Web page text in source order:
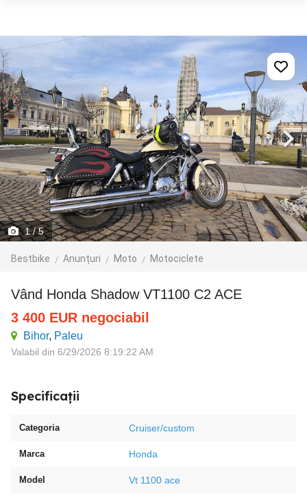
1/ 5
Bestbike Anunțuri Moto Motociclete
Vând Honda Shadow VT1100 C2 ACE
3 400 EUR negociabil
Bihor, Paleu
Valabil din 6/29/2026 8:19:22 AM
Specificații
Categoria Cruiser/custom
Marca Honda
Model Vt 1100 ace